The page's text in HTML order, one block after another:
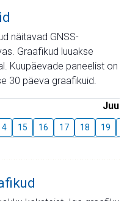
näitavad GNSS-
Graafikud luuakse
Kuupäevade paneelist on
30 päeva graafikuid.
Juuli
15 16 17 18 19